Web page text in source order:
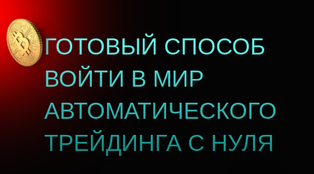
ГОТОВЫЙ СПОСОБ
ВОЙТИ В МИР
АВТОМАТИЧЕСКОГО
ТРЕЙДИНГА С НУЛЯ